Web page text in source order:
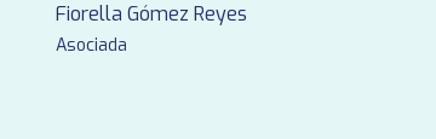
Fiorella Gómez Reyes
Asociada